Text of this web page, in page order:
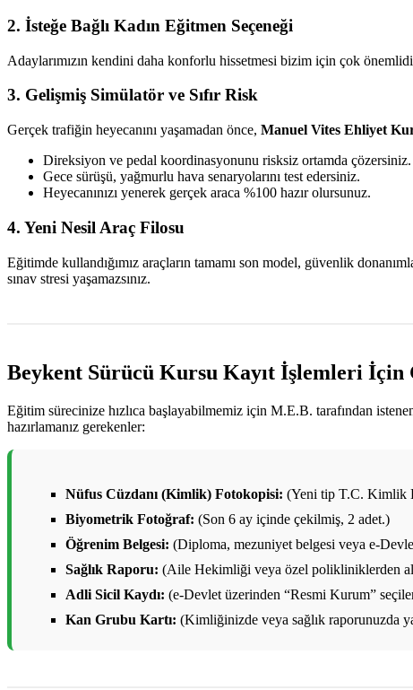
2. İsteğe Bağlı Kadın Eğitmen Seçeneği
Adaylarımızın kendini daha konforlu hissetmesi bizim için çok
3. Gelişmiş Simülatör ve Sıfır Risk
Gerçek trafiğin heyecanını yaşamadan önce, Manuel Vites Ehliyet
Direksiyon ve pedal koordinasyonunu risksiz ortamda çözersiniz.
Gece sürüşü, yağmurlu hava senaryolarını test edersiniz.
Heyecanınızı yenerek gerçek araca %100 hazır olursunuz.
4. Yeni Nesil Araç Filosu
Eğitimde kullandığımız araçların tamamı son model, güvenlik
sınav stresi yaşamazsınız.
Beykent Sürücü Kursu Kayıt İşlemleri
Eğitim sürecinize hızlıca başlayabilmemiz için M.E.B. tarafından
hazırlamanız gerekenler:
Nüfus Cüzdanı (Kimlik) Fotokopisi: (Yeni tip T.C. Kimlik
Biyometrik Fotoğraf: (Son 6 ay içinde çekilmiş, 2 adet.)
Öğrenim Belgesi: (Diploma, mezuniyet belgesi veya e-
Sağlık Raporu: (Aile Hekimliği veya özel polikliniklerden
Adli Sicil Kaydı: (e-Devlet üzerinden “Resmi Kurum”
Kan Grubu Kartı: (Kimliğinizde veya sağlık raporunuzda